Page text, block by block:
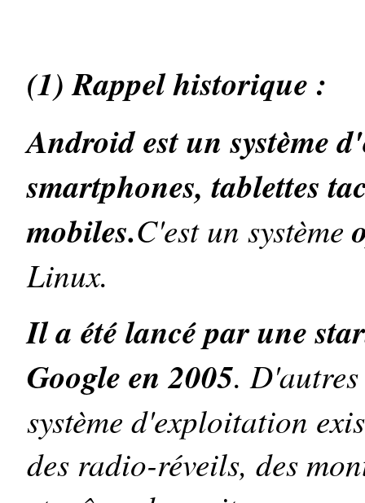
(1) Rappel historique :
Android est un système
smartphones, tablettes
mobiles.C'est un système
Linux.
Il a été lancé par une
Google en 2005.
système d'exploitation
des radio-réveils, des